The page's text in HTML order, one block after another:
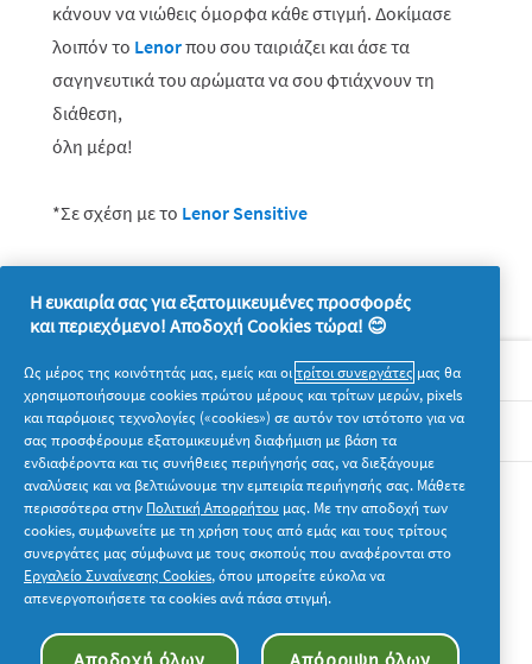
κάνουν να νιώθεις όμορφα κάθε στιγμή. Δοκίμασε
λοιπόν το Lenorπου σου ταιριάζει και άσε τα
σαγηνευτικά του αρώματα να σου φτιάχνουν τη
διάθεση,
όλη μέρα!
*Σε σχέση με το Lenor Sensitive
Σχετικά με την P&G
Νομικά
Ακολουθήστε μας
© 2026 Procter & Gamble. Με την επιφύλαξη παντός
Η ευκαιρία σας για εξατομικευμένες προσφορές
και περιεχόμενο! Αποδοχή Cookies τώρα! 😊
Ως μέρος της κοινότητάς μας, εμείς και οιτρίτοι συνεργάτες μας θα
χρησιμοποιήσουμε cookies πρώτου μέρους και τρίτων μερών, pixels
και παρόμοιες τεχνολογίες («cookies») σε αυτόν τον ιστότοπο για να
σας προσφέρουμε εξατομικευμένη διαφήμιση με βάση τα
ενδιαφέροντα και τις συνήθειες περιήγησής σας, να διεξάγουμε
αναλύσεις και να βελτιώνουμε την εμπειρία περιήγησής σας. Μάθετε
περισσότερα στην Πολιτική Απορρήτου μας. Με την αποδοχή των
cookies, συμφωνείτε με τη χρήση τους από εμάς και τους τρίτους
συνεργάτες μας σύμφωνα με τους σκοπούς που αναφέρονται στο
Εργαλείο Συναίνεσης Cookies, όπου μπορείτε εύκολα να
απενεργοποιήσετε τα cookies ανά πάσα στιγμή.